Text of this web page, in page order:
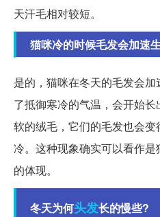
天汗毛相对较短。
猫咪冷的时候毛发会加速
是的，猫咪在冬天的毛发会
了抵御寒冷的气温，会开始
软的绒毛，它们的毛发也会
冷。这种现象确实可以看作
的体现。
冬天为何头发长的慢些?